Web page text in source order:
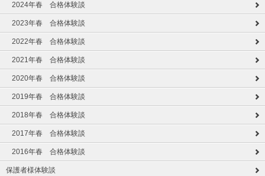
2024年春 合格体験談
2023年春 合格体験談
2022年春 合格体験談
2021年春 合格体験談
2020年春 合格体験談
2019年春 合格体験談
2018年春 合格体験談
2017年春 合格体験談
2016年春 合格体験談
保護者様体験談